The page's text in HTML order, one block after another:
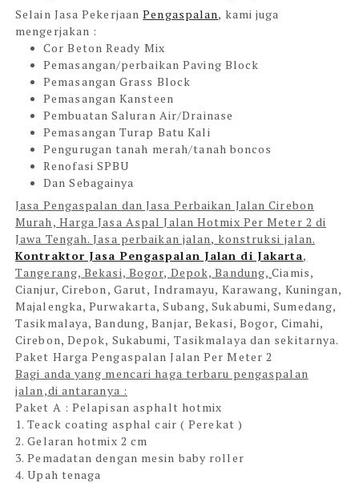
Selain Jasa PekerjaanPengaspalan, kami juga
mengerjakan :
Cor Beton Ready Mix
Pemasangan/perbaikan Paving Block
Pemasangan Grass Block
Pemasangan Kansteen
Pembuatan Saluran Air/Drainase
Pemasangan Turap Batu Kali
Pengurugan tanah merah/tanah boncos
Renofasi SPBU
Dan Sebagainya
Jasa Pengaspalan dan Jasa Perbaikan Jalan Cirebon
Murah, Harga Jasa Aspal Jalan Hotmix Per Meter 2 di
Jawa Tengah. Jasa perbaikan jalan, konstruksi jalan.
Kontraktor Jasa Pengaspalan Jalan di Jakarta,
Tangerang, Bekasi, Bogor, Depok, Bandung,Ciamis,
Cianjur, Cirebon, Garut, Indramayu, Karawang, Kuningan,
Majalengka, Purwakarta, Subang, Sukabumi, Sumedang,
Tasikmalaya, Bandung, Banjar, Bekasi, Bogor, Cimahi,
Cirebon, Depok, Sukabumi, Tasikmalaya dan sekitarnya.
Paket Harga Pengaspalan Jalan Per Meter 2
Bagi anda yang mencari haga terbaru pengaspalan
jalan,di antaranya :
Paket A : Pelapisan asphalt hotmix
1. Teack coating asphal cair ( Perekat )
2. Gelaran hotmix 2 cm
3. Pemadatan dengan mesin baby roller
4. Upah tenaga